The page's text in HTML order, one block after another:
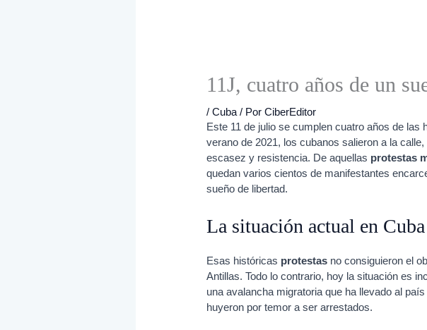
11J, cuatro años de un
/Cuba / PorCiberEditor
Este 11 de julio se cumplen cuatro años de las
verano de 2021, los cubanos salieron a la
escasez y resistencia. De aquellas protestas
quedan varios cientos de manifestantes
sueño de libertad.
La situación actual en Cuba
Esas históricas protestas no consiguieron el
Antillas. Todo lo contrario, hoy la situación es
una avalancha migratoria que ha llevado al
huyeron por temor a ser arrestados.